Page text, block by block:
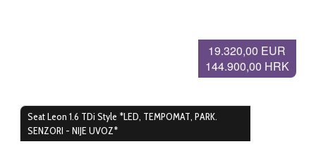
19.320,00 EUR
144.900,00 HRK
Seat Leon 1.6 TDi Style *LED, TEMPOMAT, PARK.
SENZORI - NIJE UVOZ*